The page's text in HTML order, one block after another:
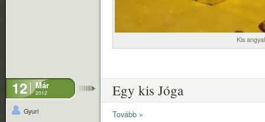
Kis
12 Már
2012
Gyuri
Egy kis Jóga
Tovább »